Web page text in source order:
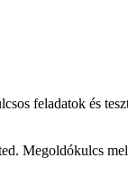
feladatok és
Megoldókulcs